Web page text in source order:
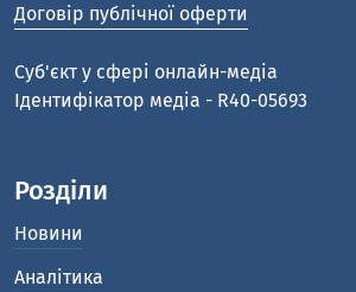
Договір публічної оферти
Cуб'єкт у сфері онлайн-медіа
Ідентифікатор медіа - R40-05693
Розділи
Новини
Аналітика